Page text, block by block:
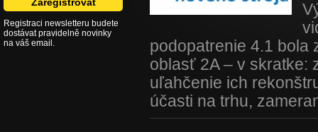
podopatrenie 4.1 bola
oblasť 2A – v skratke:
uľahčenie ich
účasti na trhu,
Registraci newsletteru budete
dostávat pravidelně novinky
na váš email.